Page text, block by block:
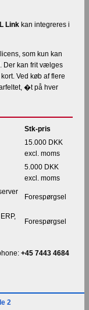
Link kan integreres i
som kun kan
Der kan frit vælges
Ved køb af flere
�t på hver
Stk-pris
15.000 DKK
excl. moms
5.000 DKK
excl. moms
Forespørgsel
Forespørgsel
+45 7443 4684
2